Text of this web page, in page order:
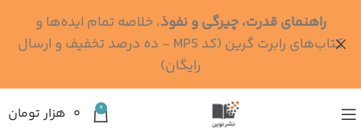
0 ۰ هزار تومان
راهنمای قدرت، چیرگی و نفوذ، خلاصه تمام ایده‌ها و
کتاب‌های رابرت گرین (کد MPS - ده درصد تخفیف و ارسال
رایگان)